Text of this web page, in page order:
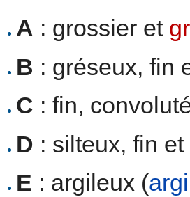
A : grossier et
B : gréseux, fin
C : fin,
D : silteux, fin
E : argileux (